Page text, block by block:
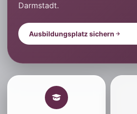
Darmstadt.
Ausbildungsplatz sichern